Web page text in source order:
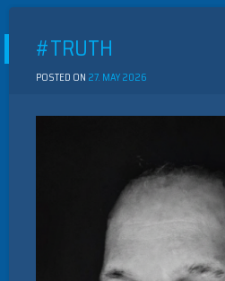
#TRUTH
POSTED ON 27. MAY 2026